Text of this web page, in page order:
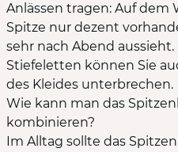
Anlässen tragen: Auf dem
Spitze nur dezent
sehr nach Abend
Stiefeletten können Sie
des Kleides unterbrechen.
Wie kann man das
kombinieren?
Im Alltag sollte das